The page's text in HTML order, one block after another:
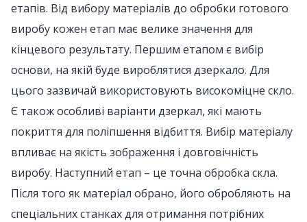
етапів. Від вибору матеріалів до обробки готового
виробу кожен етап має велике значення для
кінцевого результату. Першим етапом є вибір
основи, на якій буде вироблятися дзеркало. Для
цього зазвичай використовують високоміцне скло.
Є також особливі варіанти дзеркал, які мають
покриття для поліпшення відбиття. Вибір матеріалу
впливає на якість зображення і довговічність
виробу. Наступний етап – це точна обробка скла.
Після того як матеріал обрано, його обробляють на
спеціальних станках для отримання потрібних